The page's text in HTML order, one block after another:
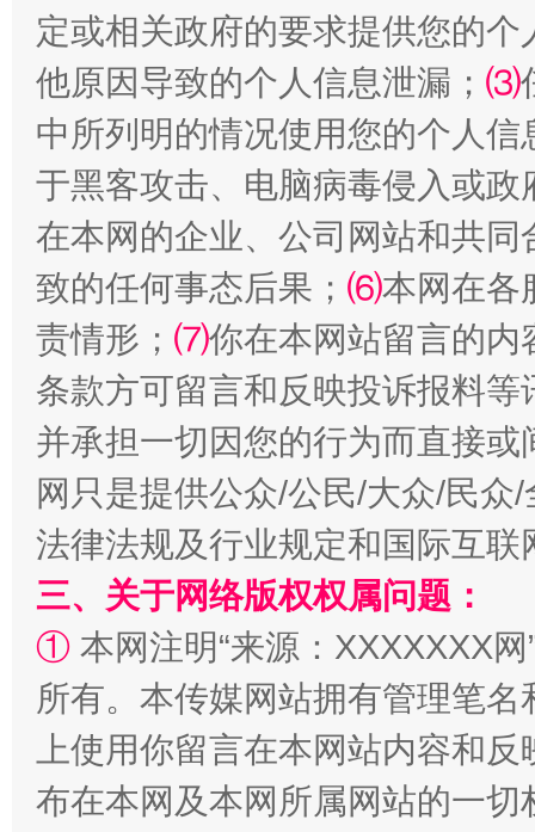
受贿1.44亿！段成刚被判无期 从幼
全民健身五年计划来了！等你上场
定或相关政府的要求提供您的个
他原因导致的个人信息泄漏； ⑶
中所列明的情况使用您的个人
于黑客攻击、电脑病毒侵入或
在本网的企业、公司网站和共
致的任何事态后果； ⑹本网在各
责情形； ⑺你在本网站留言的内
条款方可留言和反映投诉报料
并承担一切因您的行为而直接
网只是提供公众/公民/大众/民
法律法规及行业规定和国际互
三、关于网络版权权属问题：
① 本网注明“来源：XXXXXXX
所有。本传媒网站拥有管理笔
上使用你留言在本网站内容和
布在本网及本网所属网站的一